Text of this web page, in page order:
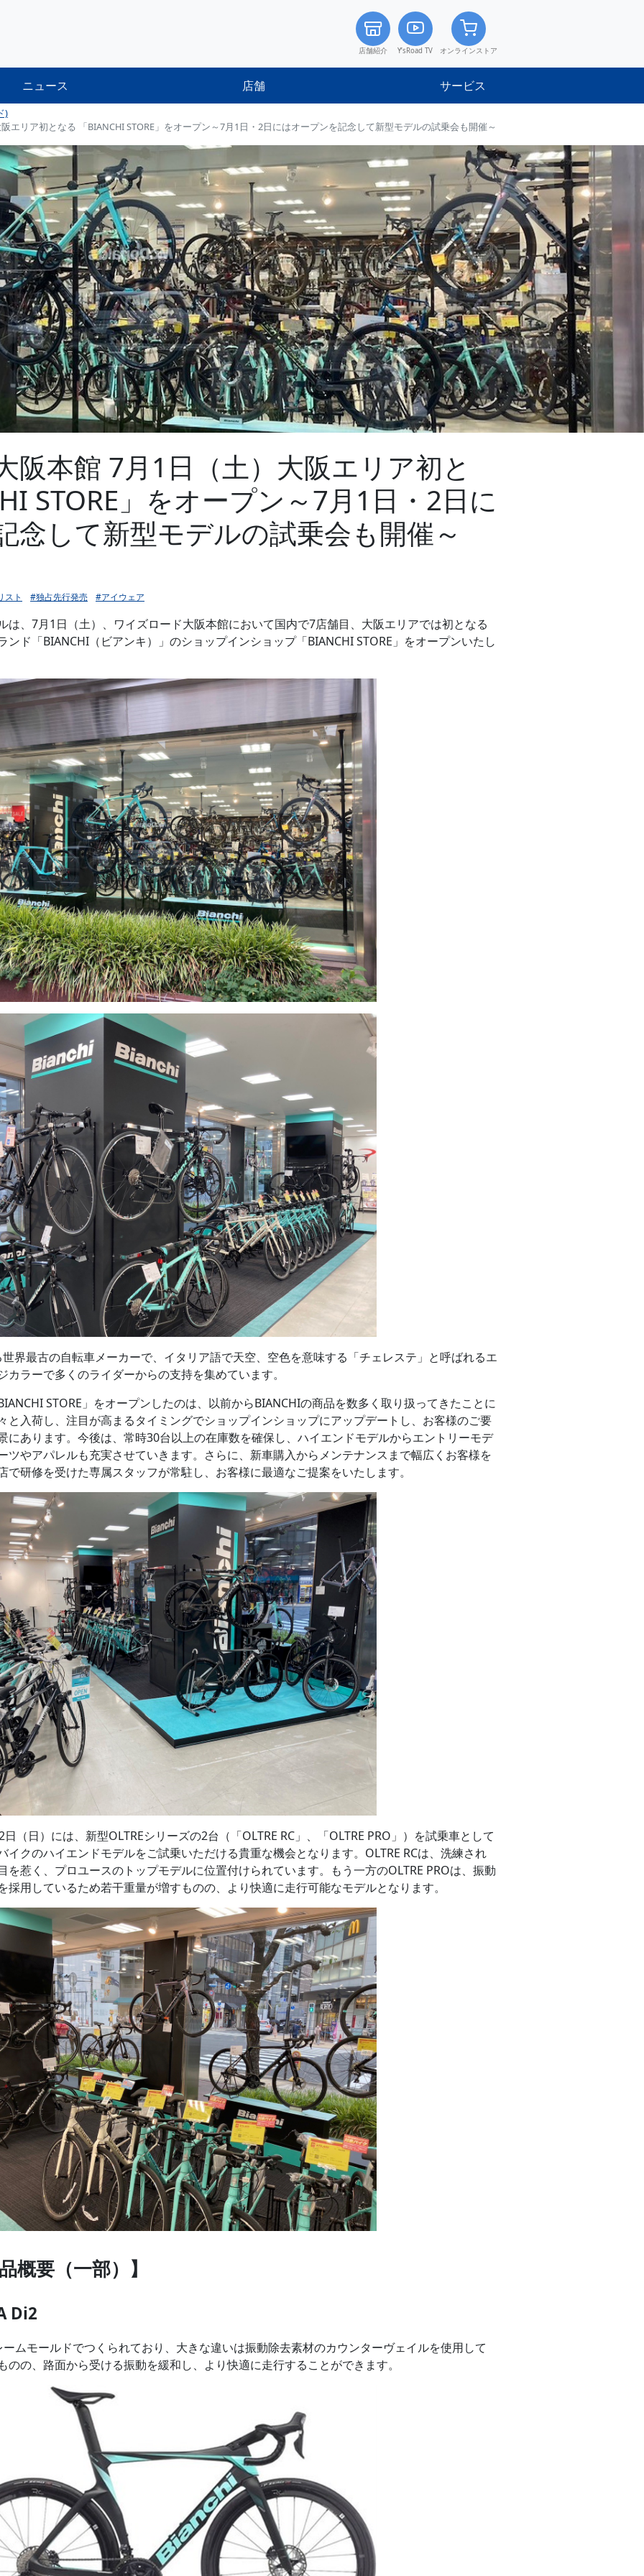
店舗紹介 Y’sRoad TV オンラインストア
ニュース 店舗 サービス
)
エリア初となる 「BIANCHI STORE」をオープン～7月1日・2日にはオープンを記念して新型モデルの試乗会も開催～
阪本館 7月1日（土）大阪エリア初と
STORE」をオープン～7月1日・2日に
念して新型モデルの試乗会も開催～
スト #独占先行発売 #アイウェア
は、7月1日（土）、ワイズロード大阪本館において国内で7店舗目、大阪エリアでは初となる
ド「BIANCHI（ビアンキ）」のショップインショップ「BIANCHI STORE」をオープンいたし
界最古の自転車メーカーで、イタリア語で天空、空色を意味する「チェレステ」と呼ばれるエ
ラーで多くのライダーからの支持を集めています。
STORE」をオープンしたのは、以前からBIANCHIの商品を数多く取り扱ってきたことに
と入荷し、注目が高まるタイミングでショップインショップにアップデートし、お客様のご要
にあります。今後は、常時30台以上の在庫数を確保し、ハイエンドモデルからエントリーモデ
ツやアパレルも充実させていきます。さらに、新車購入からメンテナンスまで幅広くお客様を
研修を受けた専属スタッフが常駐し、お客様に最適なご提案をいたします。
（日）には、新型OLTREシリーズの2台（「OLTRE RC」、「OLTRE PRO」）を試乗車として
イクのハイエンドモデルをご試乗いただける貴重な機会となります。OLTRE RCは、洗練され
を惹く、プロユースのトップモデルに位置付けられています。もう一方のOLTRE PROは、振動
用しているため若干重量が増すものの、より快適に走行可能なモデルとなります。
要（一部）】
Di2
ームモールドでつくられており、大きな違いは振動除去素材のカウンターヴェイルを使用して
の、路面から受ける振動を緩和し、より快適に走行することができます。